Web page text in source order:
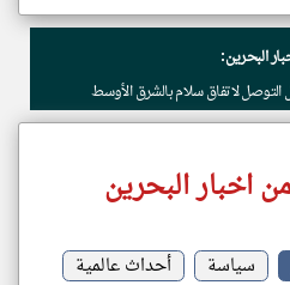
البحرين:
لاتفاق سلام بالشرق الأوسط
اخبار البحرين
سياسة أحداث عالمية